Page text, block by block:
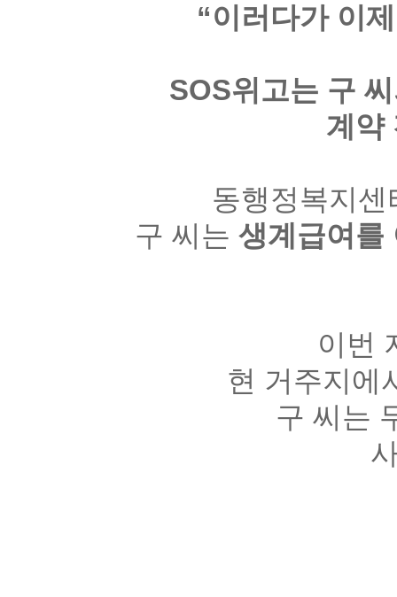
“이러다가 이
SOS위고는 구
계약
동행정복지
구 씨는 생계급여를
이번
현 거주지에
구 씨는